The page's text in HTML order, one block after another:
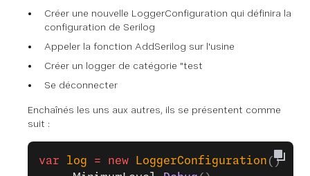
Créer une nouvelle LoggerConfiguration qui définira la
configuration de Serilog
Appeler la fonction AddSerilog sur l'usine
Créer un logger de catégorie "test
Se déconnecter
Enchaînés les uns aux autres, ils se présentent comme
suit :
var log = new LoggerConfiguration ()